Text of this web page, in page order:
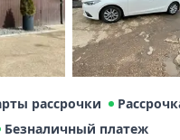
рассрочки
Безналичный платеж